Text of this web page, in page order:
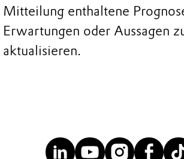
Mitteilung enthaltene
Erwartungen oder Aussagen
aktualisieren.